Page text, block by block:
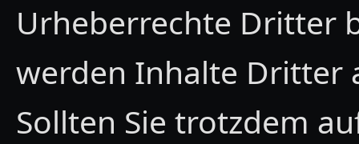
Urheberrechte Dritter
werden Inhalte Dritter
Sollten Sie trotzdem